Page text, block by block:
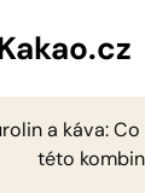
a káva:
této